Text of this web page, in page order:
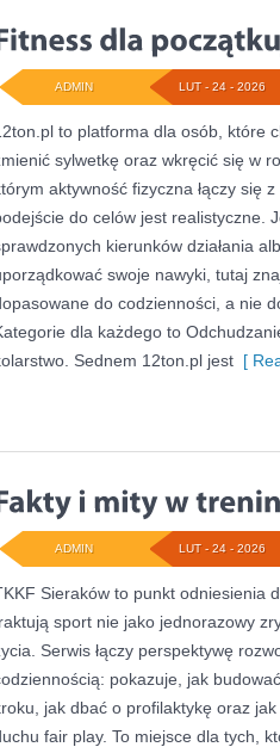
LUT - 24 - 2026
ADMIN
to platforma dla osób, które
sylwetkę oraz wkręcić się w
aktywność fizyczna łączy się
do celów jest realistyczne.
kierunków działania
swoje nawyki, tutaj
do codzienności, a nie
dla każdego to
Sednem 12ton.pl jest [
LUT - 24 - 2026
ADMIN
Sieraków to punkt odniesienia
sport nie jako jednorazowy
Serwis łączy perspektywę
pokazuje, jak
jak dbać o profilaktykę oraz
fair play. To miejsce dla tych,